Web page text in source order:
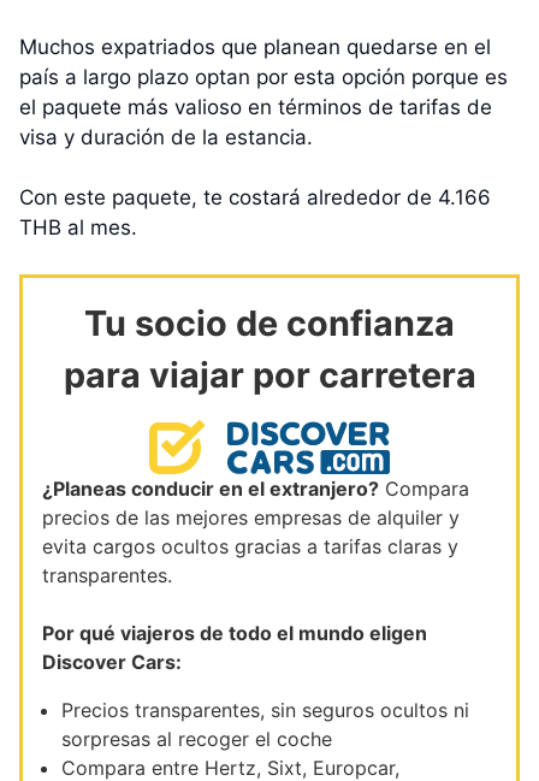
Muchos expatriados que planean quedarse en el
país a largo plazo optan por esta opción porque es
el paquete más valioso en términos de tarifas de
visa y duración de la estancia.
Con este paquete, te costará alrededor de 4.166
THB al mes.
Tu socio de confianza
para viajar por carretera
¿Planeas conducir en el extranjero? Compara
precios de las mejores empresas de alquiler y
evita cargos ocultos gracias a tarifas claras y
transparentes.
Por qué viajeros de todo el mundo eligen
Discover Cars:
Precios transparentes, sin seguros ocultos ni
sorpresas al recoger el coche
Compara entre Hertz, Sixt, Europcar,